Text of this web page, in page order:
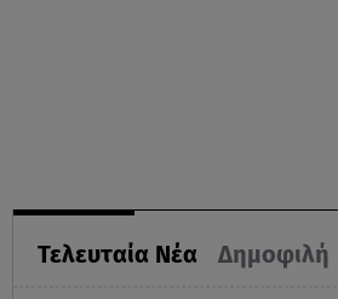
Τελευταία Νέα Δημοφιλή